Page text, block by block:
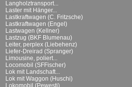
Langholztransport...
Laster mit Hänger...
Lastkraftwagen (C. Fritzsche)
Lastkraftwagen (Engel)
Lastwagen (Kellner)
Lastzug (BKF Blumenau)
Leiter, perplex (Liebehenz)
Liefer-Dreirad (Spranger)
Limousine, poliert...
Locomobil (SFFischer)
Lok mit Landschaft...
Lok mit Waggon (Huschi)
Lokomobil (Pewesti)